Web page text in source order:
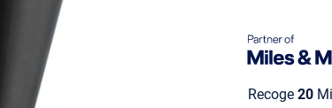
Recoge 20